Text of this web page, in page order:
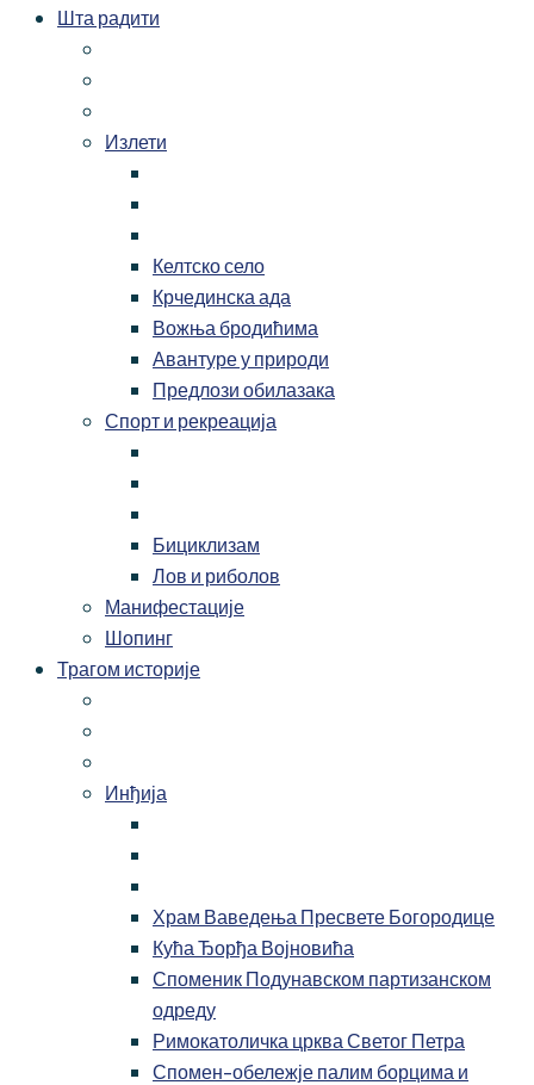
Шта радити
Излети
Келтско село
Крчединска ада
Вожња бродићима
Авантуре у природи
Предлози обилазака
Спорт и рекреација
Бициклизам
Лов и риболов
Манифестације
Шопинг
Трагом историје
Инђија
Храм Ваведења Пресвете Богородице
Кућа Ђорђа Војновића
Споменик Подунавском партизанском
одреду
Римокатоличка црква Светог Петра
Спомен-обележје палим борцима и